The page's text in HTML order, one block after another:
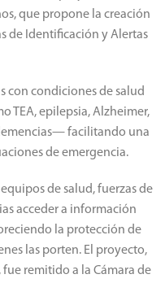
que propone la creación
de Identificación y Alertas
con condiciones de salud
TEA, epilepsia, Alzheimer,
facilitando una
de emergencia.
de salud, fuerzas de
acceder a información
la protección de
las porten. El proyecto,
remitido a la Cámara de